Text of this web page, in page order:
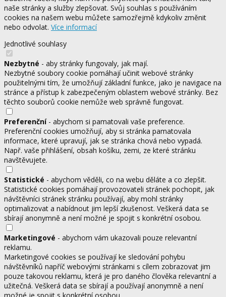
naše stránky a služby zlepšovat. Svůj souhlas s používáním
cookies na našem webu můžete samozřejmě kdykoliv změnit
nebo odvolat. Více informací
Jednotlivé souhlasy
Nezbytné - aby stránky fungovaly, jak mají.
Nezbytné soubory cookie pomáhají učinit webové stránky
použitelnými tím, že umožňují základní funkce, jako je navigace na
stránce a přístup k zabezpečeným oblastem webové stránky. Bez
těchto souborů cookie nemůže web správně fungovat.
Preferenční- abychom si pamatovali vaše preference.
Preferenční cookies umožňují, aby si stránka pamatovala
informace, které upravují, jak se stránka chová nebo vypadá.
Např. vaše přihlášení, obsah košíku, zemi, ze které stránku
navštěvujete.
Statistické - abychom věděli, co na webu děláte a co zlepšit.
Statistické cookies pomáhají provozovateli stránek pochopit, jak
návštěvníci stránek stránku používají, aby mohl stránky
optimalizovat a nabídnout jim lepší zkušenost. Veškerá data se
sbírají anonymně a není možné je spojit s konkrétní osobou.
Marketingové - abychom vám ukazovali pouze relevantní
reklamu.
Marketingové cookies se používají ke sledování pohybu
návštěvníků napříč webovými stránkami s cílem zobrazovat jim
pouze takovou reklamu, která je pro daného člověka relevantní a
užitečná. Veškerá data se sbírají a používají anonymně a není